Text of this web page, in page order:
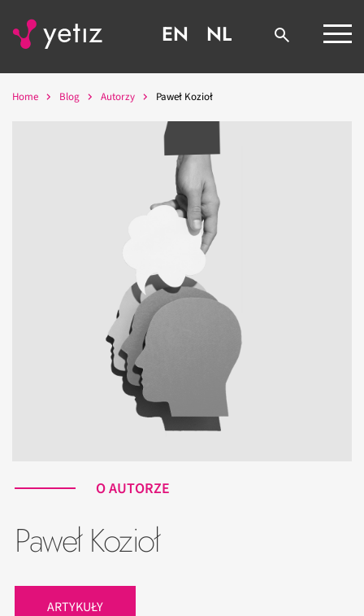
EN NL
Home Blog Autorzy Paweł Kozioł
O AUTORZE
Paweł Kozioł
ARTYKUŁY